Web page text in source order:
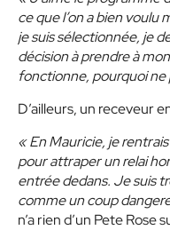
ce que l’on a bien
je suis sélectionnée, je
décision à prendre à
fonctionne, pourquoi ne
D’ailleurs, un receveur
« En Mauricie, je
pour attraper un relai
entrée dedans. Je suis
comme un coup
n’a rien d’un Pete Rose